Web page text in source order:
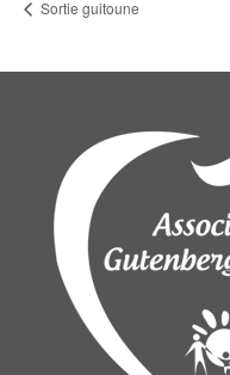
Sortie guitoune